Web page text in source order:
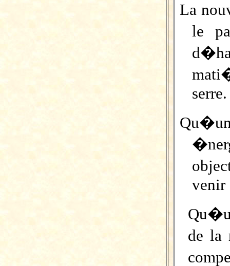
La
le
serre.
venir
de la